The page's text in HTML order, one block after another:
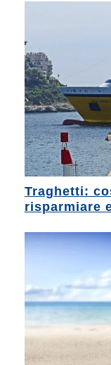
Traghetti:
risparmiare